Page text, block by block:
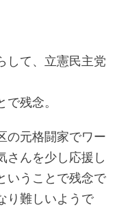
して、立憲民主党
残念。
の元格闘家でワー
さんを少し応援し
いうことで残念で
り難しいようで